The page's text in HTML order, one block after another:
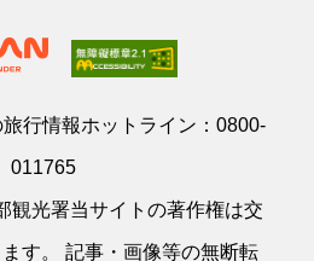
行情報ホットライン： 0800-
011765
観光署当サイトの著作権は交
す。 記事・画像等の無断転